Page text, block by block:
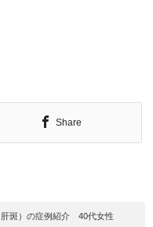
Share
肝斑）の症例紹介 40代女性